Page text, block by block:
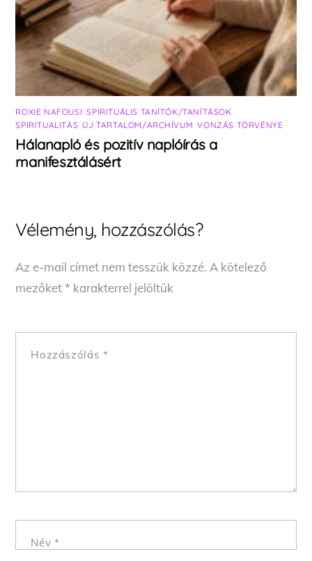
ROXIE NAFOUSI ,SPIRITUÁLIS TANÍTÓK/TANÍTÁSOK
SPIRITUALITÁS ÚJ TARTALOM/ARCHÍVUM ,VONZÁS TÖRVÉNYE
Hálanapló és pozitív naplóírás a
manifesztálásért
Vélemény, hozzászólás?
Az e-mail címet nem tesszük közzé. A kötelező
mezőket* karakterrel jelöltük
Hozzászólás *
Név *